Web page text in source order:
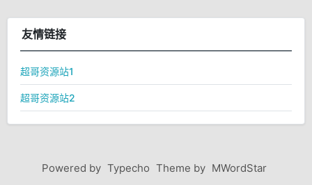
友情链接
超哥资源站1
超哥资源站2
Powered by Typecho Theme by MWordStar